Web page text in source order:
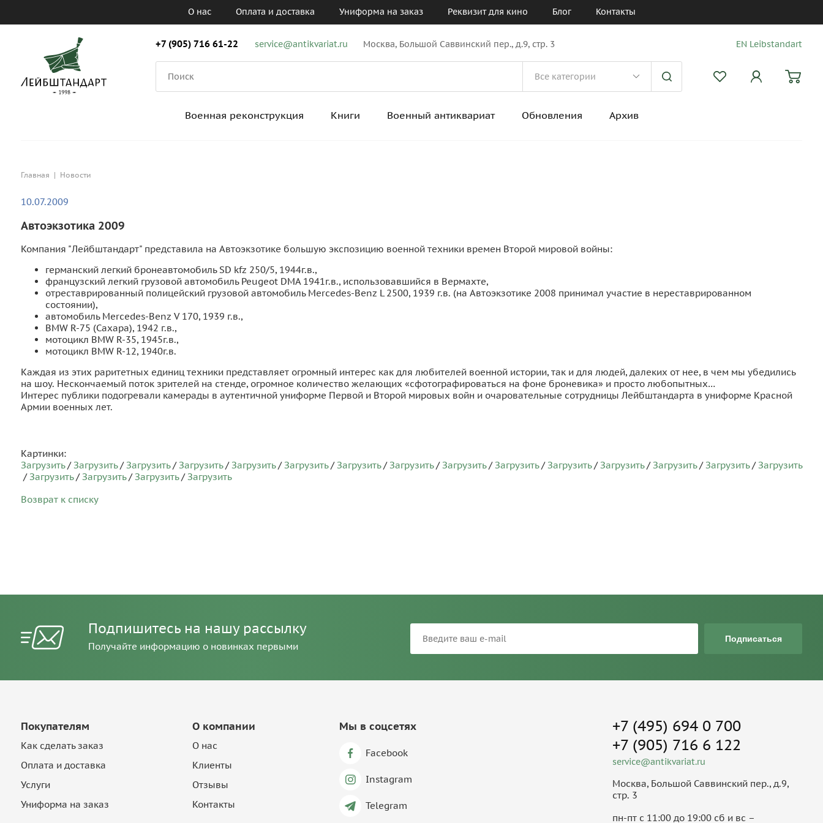
О нас Оплата и доставка Униформа на заказ Реквизит для кино Блог Контакты
+7 (905) 716 61-22 service@antikvariat.ru Москва, Большой Саввинский пер., д.9, стр. 3 EN Leibstandart
Военная реконструкция Книги Военный антиквариат Обновления Архив
Главная | Новости
10.07.2009
Автоэкзотика 2009
Компания "Лейбштандарт" представила на Автоэкзотике большую экспозицию военной техники времен Второй мировой войны:
германский легкий бронеавтомобиль SD kfz 250/5, 1944г.в.,
французский легкий грузовой автомобиль Peugeot DMA 1941г.в., использовавшийся в Вермахте,
отреставрированный полицейский грузовой автомобиль Mercedes-Benz L 2500, 1939 г.в. (на Автоэкзотике 2008 принимал участие в нереставрированном
состоянии),
автомобиль Mercedes-Benz V 170, 1939 г.в.,
BMW R-75 (Сахара), 1942 г.в.,
мотоцикл BMW R-35, 1945г.в.,
мотоцикл BMW R-12, 1940г.в.
Каждая из этих раритетных единиц техники представляет огромный интерес как для любителей военной истории, так и для людей, далеких от нее, в чем мы убедились
на шоу. Нескончаемый поток зрителей на стенде, огромное количество желающих «сфотографироваться на фоне броневика» и просто любопытных…
Интерес публики подогревали камерады в аутентичной униформе Первой и Второй мировых войн и очаровательные сотрудницы Лейбштандарта в униформе Красной
Армии военных лет.
Картинки:
Загрузить/ Загрузить/ Загрузить/ Загрузить/ Загрузить/ Загрузить/ Загрузить/ Загрузить/ Загрузить/ Загрузить/ Загрузить/ Загрузить/ Загрузить/ Загрузить/ Загрузить
/ Загрузить/ Загрузить/ Загрузить/ Загрузить
Возврат к списку
Подпишитесь на нашу рассылку
Получайте информацию о новинках первыми
Подписаться
Покупателям
Как сделать заказ
Оплата и доставка
Услуги
Униформа на заказ
О компании
О нас
Клиенты
Отзывы
Контакты
Мы в соцсетях
Facebook
Instagram
Telegram
+7 (495) 694 0 700
+7 (905) 716 6 122
service@antikvariat.ru
Москва, Большой Саввинский пер., д.9,
стр. 3
пн-пт с 11:00 до 19:00 сб и вс –